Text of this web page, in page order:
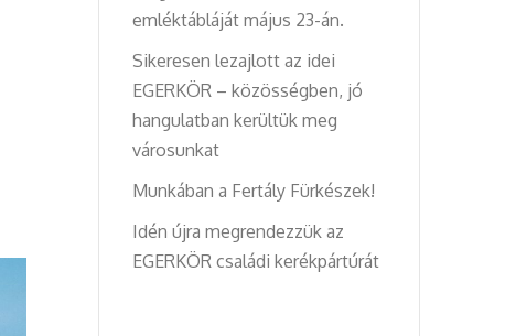
emléktábláját május 23-án.
Sikeresen lezajlott az idei
EGERKÖR – közösségben, jó
hangulatban kerültük meg
városunkat
Munkában a Fertály Fürkészek!
Idén újra megrendezzük az
EGERKÖR családi kerékpártúrát